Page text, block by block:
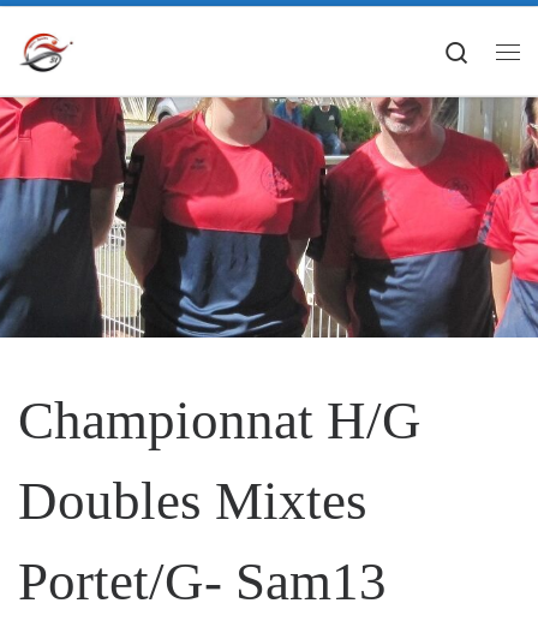
Passer au contenu
Search
Championnat H/G
Doubles Mixtes
Portet/G- Sam13